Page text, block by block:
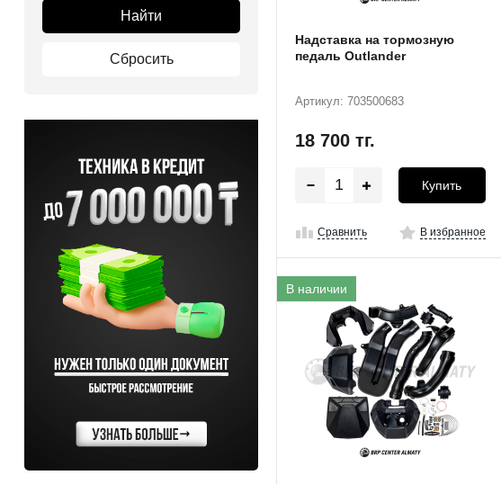
Надставка на тормозную
педаль Outlander
Артикул: 703500683
18 700 тг.
Купить
Сравнить В избранное
В наличии